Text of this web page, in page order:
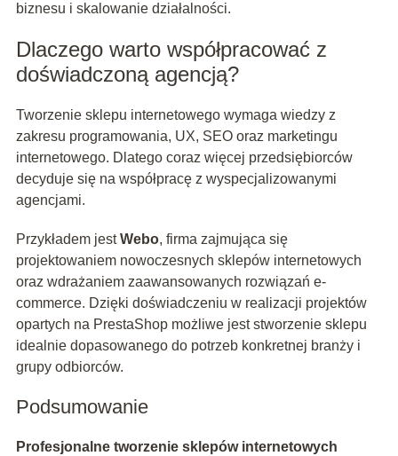
biznesu i skalowanie działalności.
Dlaczego warto współpracować z
doświadczoną agencją?
Tworzenie sklepu internetowego wymaga wiedzy z
zakresu programowania, UX, SEO oraz marketingu
internetowego. Dlatego coraz więcej przedsiębiorców
decyduje się na współpracę z wyspecjalizowanymi
agencjami.
Przykładem jestWebo, firma zajmująca się
projektowaniem nowoczesnych sklepów internetowych
oraz wdrażaniem zaawansowanych rozwiązań e-
commerce. Dzięki doświadczeniu w realizacji projektów
opartych na PrestaShop możliwe jest stworzenie sklepu
idealnie dopasowanego do potrzeb konkretnej branży i
grupy odbiorców.
Podsumowanie
Profesjonalne tworzenie sklepów internetowych